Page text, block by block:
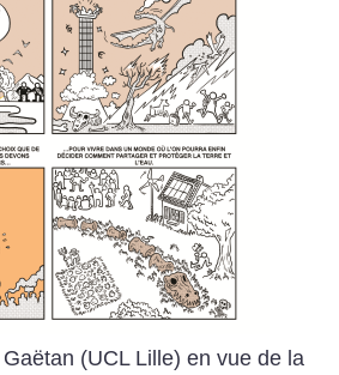
(UCL Lille) en vue de la